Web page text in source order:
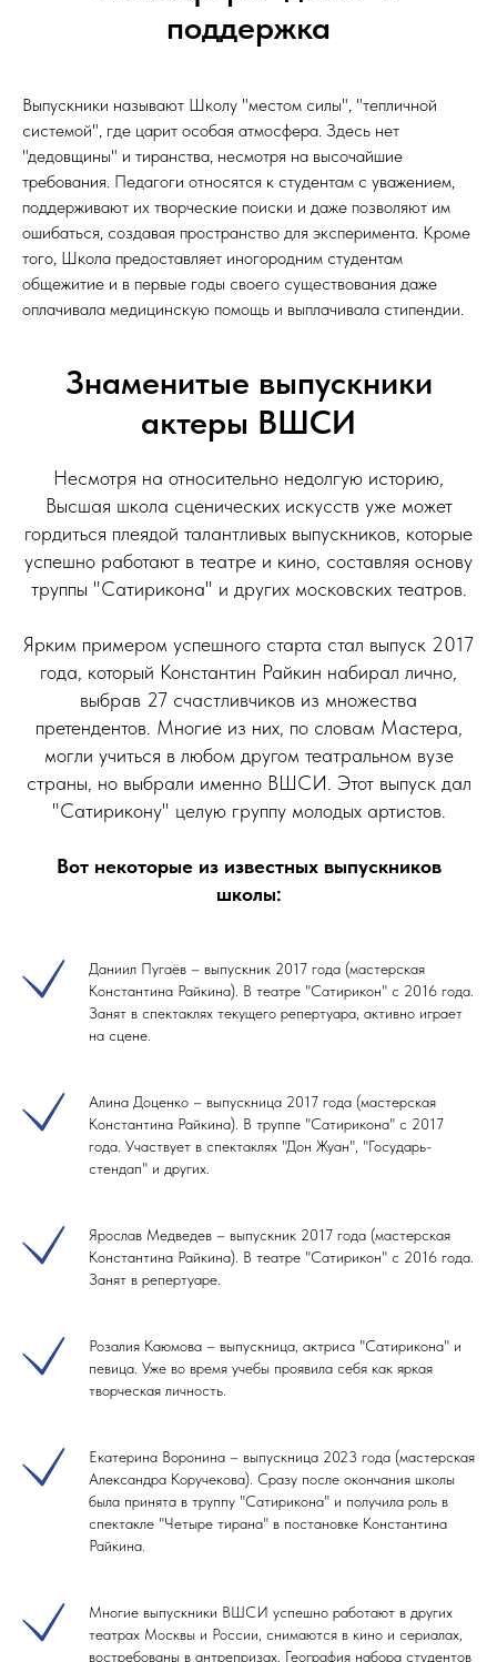
поддержка
Выпускники называют Школу "местом силы", "тепличной
системой", где царит особая атмосфера. Здесь нет
"дедовщины" и тиранства, несмотря на высочайшие
требования. Педагоги относятся к студентам с уважением,
поддерживают их творческие поиски и даже позволяют им
ошибаться, создавая пространство для эксперимента. Кроме
того, Школа предоставляет иногородним студентам
общежитие и в первые годы своего существования даже
оплачивала медицинскую помощь и выплачивала стипендии.
Знаменитые выпускники
актеры ВШСИ
Несмотря на относительно недолгую историю,
Высшая школа сценических искусств уже может
гордиться плеядой талантливых выпускников, которые
успешно работают в театре и кино, составляя основу
труппы "Сатирикона" и других московских театров.
Ярким примером успешного старта стал выпуск 2017
года, который Константин Райкин набирал лично,
выбрав 27 счастливчиков из множества
претендентов. Многие из них, по словам Мастера,
могли учиться в любом другом театральном вузе
страны, но выбрали именно ВШСИ. Этот выпуск дал
"Сатирикону" целую группу молодых артистов.
Вот некоторые из известных выпускников
школы:
Даниил Пугаёв – выпускник 2017 года (мастерская
Константина Райкина). В театре "Сатирикон" с 2016 года.
Занят в спектаклях текущего репертуара, активно играет
на сцене.
Алина Доценко – выпускница 2017 года (мастерская
Константина Райкина). В труппе "Сатирикона" с 2017
года. Участвует в спектаклях "Дон Жуан", "Государь-
стендап" и других.
Ярослав Медведев – выпускник 2017 года (мастерская
Константина Райкина). В театре "Сатирикон" с 2016 года.
Занят в репертуаре.
Розалия Каюмова – выпускница, актриса "Сатирикона" и
певица. Уже во время учебы проявила себя как яркая
творческая личность.
Екатерина Воронина – выпускница 2023 года (мастерская
Александра Коручекова). Сразу после окончания школы
была принята в труппу "Сатирикона" и получила роль в
спектакле "Четыре тирана" в постановке Константина
Райкина.
Многие выпускники ВШСИ успешно работают в других
театрах Москвы и России, снимаются в кино и сериалах,
востребованы в антрепризах. География набора студентов